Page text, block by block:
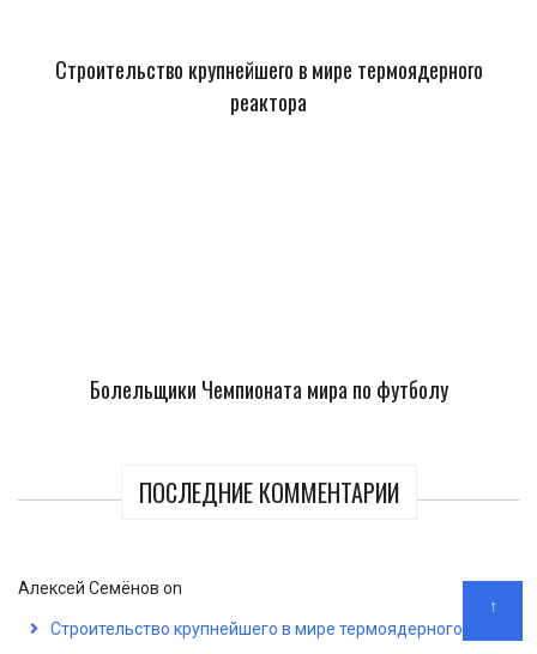
Строительство крупнейшего в мире термоядерного
реактора
Болельщики Чемпионата мира по футболу
ПОСЛЕДНИЕ КОММЕНТАРИИ
Алексей Семёнов on
Строительство крупнейшего в мире термоядерного
↑